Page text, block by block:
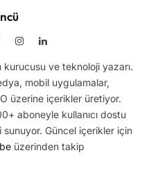
InstagramLinkedIn
kurucusu ve teknoloji yazarı.
mobil uygulamalar,
üzerine içerikler üretiyor.
aboneyle kullanıcı dostu
Güncel içerikler için
üzerinden takip